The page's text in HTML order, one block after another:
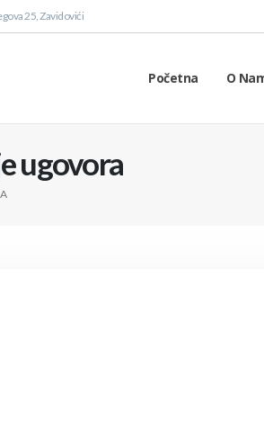
25, Zavidovići
Početna O
ugovora